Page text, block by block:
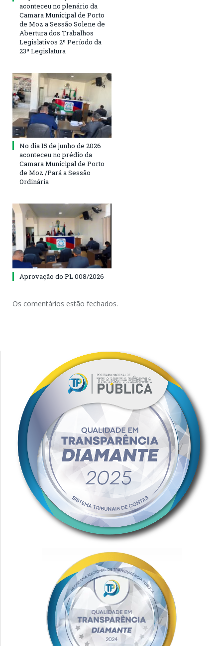
aconteceu no plenário da
Camara Municipal de Porto
de Moz a Sessão Solene de
Abertura dos Trabalhos
Legislativos 2º Período da
23ª Legislatura
No dia 15 de junho de 2026
aconteceu no prédio da
Camara Municipal de Porto
de Moz /Pará a Sessão
Ordinária
Aprovação do PL 008/2026
Os comentários estão fechados.